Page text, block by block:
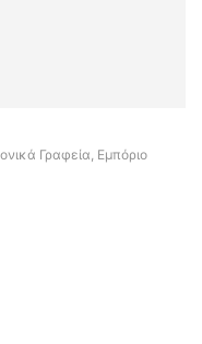
Γραφεία, Εμπόριο